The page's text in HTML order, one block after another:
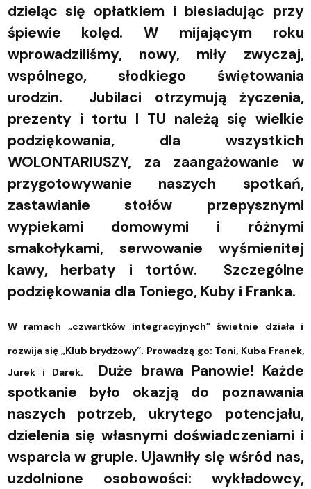
dzieląc się opłatkiem i biesiadując przy
śpiewie kolęd. W mijającym roku
wprowadziliśmy, nowy, miły zwyczaj,
wspólnego, słodkiego świętowania
urodzin. Jubilaci otrzymują życzenia,
prezenty i tortu I TU należą się wielkie
podziękowania, dla wszystkich
WOLONTARIUSZY, za zaangażowanie w
przygotowywanie naszych spotkań,
zastawianie stołów przepysznymi
wypiekami domowymi i różnymi
smakołykami, serwowanie wyśmienitej
kawy, herbaty i tortów.
Szczególne
podziękowania dla Toniego, Kuby i Franka.
W ramach „czwartków integracyjnych” świetnie działa i
rozwija się „Klub brydżowy”. Prowadzą go: Toni, Kuba Franek,
Jurek i Darek.
Duże brawa Panowie! Każde
spotkanie było okazją do poznawania
naszych potrzeb, ukrytego potencjału,
dzielenia się własnymi doświadczeniami i
wsparcia w grupie. Ujawniły się wśród nas,
uzdolnione osobowości: wykładowcy,